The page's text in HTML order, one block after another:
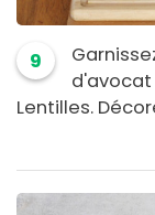
9
d'avocat
Lentilles.